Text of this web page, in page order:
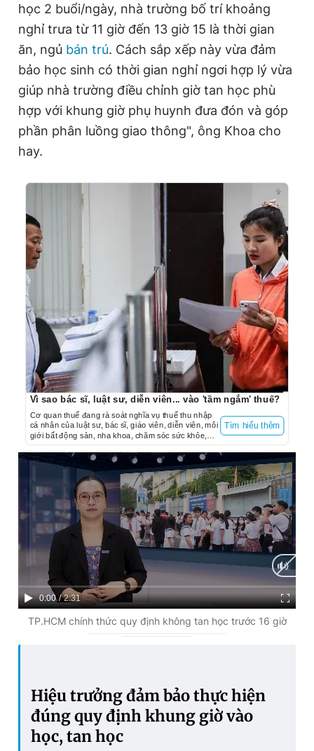
học 2 buổi/ngày, nhà trường bố trí khoảng
nghỉ trưa từ 11 giờ đến 13 giờ 15 là thời gian
ăn, ngủ bán trú. Cách sắp xếp này vừa đảm
bảo học sinh có thời gian nghỉ ngơi hợp lý vừa
giúp nhà trường điều chỉnh giờ tan học phù
hợp với khung giờ phụ huynh đưa đón và góp
phần phân luồng giao thông", ông Khoa cho
hay.
Vì sao bác sĩ, luật sư, diễn viên... vào 'tầm ngắm' thuế?
Cơ quan thuế đang rà soát nghĩa vụ thuế thu nhập
cá nhân của luật sư, bác sĩ, giáo viên, diễn viên, môi
giới bất động sản, nha khoa, chăm sóc sức khỏe,
thẩm mỹ…
Tìm hiểu thêm
C
u
n
t
T
0:00 / D
u
i
o
n
2:31
TP.HCM chính thức quy định không tan học trước 16 giờ
Hiệu trưởng đảm bảo thực hiện
đúng quy định khung giờ vào
học, tan học